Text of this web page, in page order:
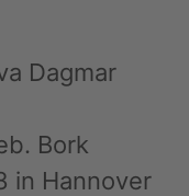
Dagmar
Bork
in Hannover